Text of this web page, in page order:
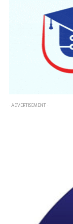
- ADVERTISEMENT -